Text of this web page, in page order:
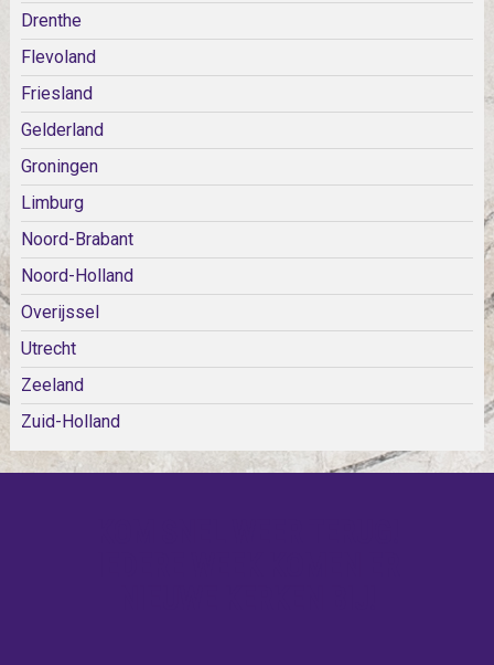
Drenthe
Flevoland
Friesland
Gelderland
Groningen
Limburg
Noord-Brabant
Noord-Holland
Overijssel
Utrecht
Zeeland
Zuid-Holland